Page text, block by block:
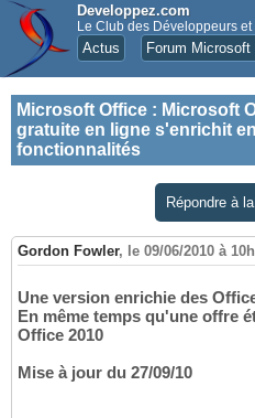
Developpez.com
Le Club des Développeurs et
Actus Forum
Microsoft Office : Microsoft
gratuite en ligne s'enrichit
fonctionnalités
Répondre à
Gordon Fowler, le 09/06/2010 à
Une version enrichie des
En même temps qu'une offre
Office 2010
Mise à jour du 27/09/10